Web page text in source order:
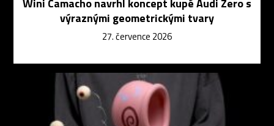
výraznými geometrickými tvary
27. července 2026